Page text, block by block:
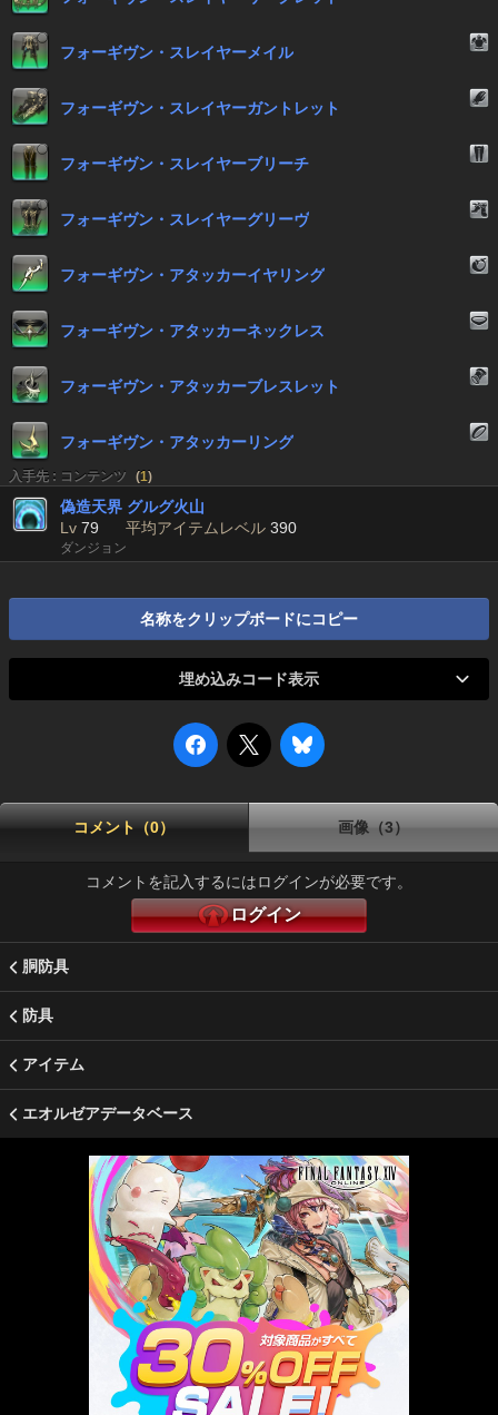
フォーギヴン・スレイヤーメイル
フォーギヴン・スレイヤーガントレット
フォーギヴン・スレイヤーブリーチ
フォーギヴン・スレイヤーグリーヴ
フォーギヴン・アタッカーイヤリング
フォーギヴン・アタッカーネックレス
フォーギヴン・アタッカーブレスレット
フォーギヴン・アタッカーリング
入手先 : コンテンツ (1)
偽造天界 グルグ火山
Lv 79 平均アイテムレベル 390
ダンジョン
名称をクリップボードにコピー
埋め込みコード表示
コメント（0） 画像（3）
コメントを記入するにはログインが必要です。
ログイン
胴防具
防具
アイテム
エオルゼアデータベース